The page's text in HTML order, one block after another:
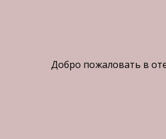
Добро пожаловать в